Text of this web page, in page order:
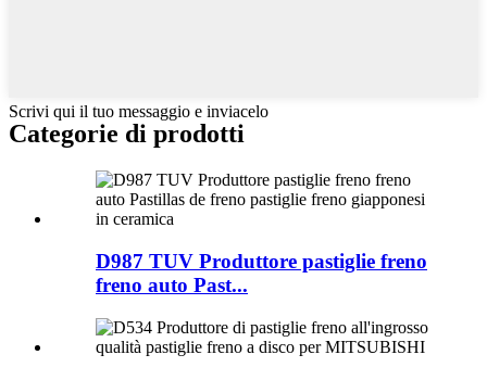
Scrivi qui il tuo messaggio e inviacelo
Categorie di prodotti
D987 TUV Produttore pastiglie freno
freno auto Past...